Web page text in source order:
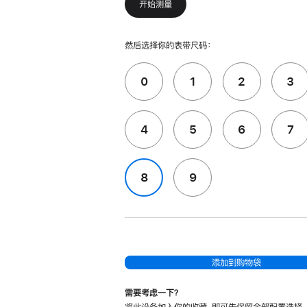
开始测量
然后选择你的表带尺码：
0 1 2 3
4 5 6 7
8 9
添加到购物袋
需要考虑一下？